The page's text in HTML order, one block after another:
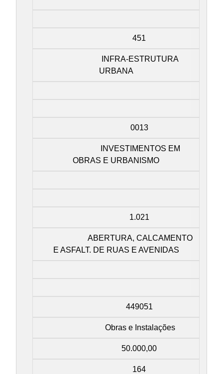
451
INFRA-ESTRUTURA
URBANA
0013
INVESTIMENTOS EM
OBRAS E URBANISMO
1.021
ABERTURA, CALCAMENTO
E ASFALT. DE RUAS E AVENIDAS
449051
Obras e Instalações
50.000,00
164